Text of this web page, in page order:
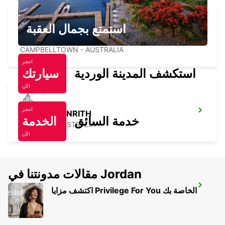
SYDNEY CAMPBELLTOWN
CAMPBELLTOWN - AUSTRALIA
SYDNEY PENRITH
PENRITH - AUSTRALIA
GOSFORD (CENTRAL COAST)
GOSFORD - AUSTRALIA
استمتع بجمال العقبة
احجز
سيارتك
الآن
استكشف المدينة الوردية
احجز
الخدمة
الآن
خدمة السائق
مقالات مدونتنا في Jordan
اكتشف مزايا Privilege For You الخاصة بك